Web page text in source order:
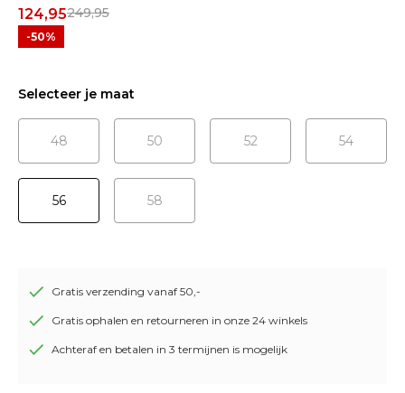
249,95
124,95
-50%
Selecteer je maat
48 50 52 54
56 58
Gratis verzending vanaf 50,-
Gratis ophalen en retourneren in onze 24 winkels
Achteraf en betalen in 3 termijnen is mogelijk